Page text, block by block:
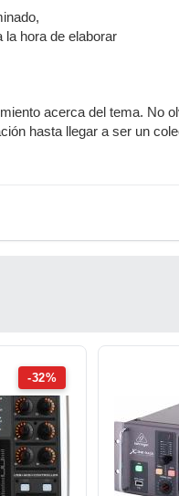
la hora de elaborar
acerca del tema. No
hasta llegar a ser un
-32%